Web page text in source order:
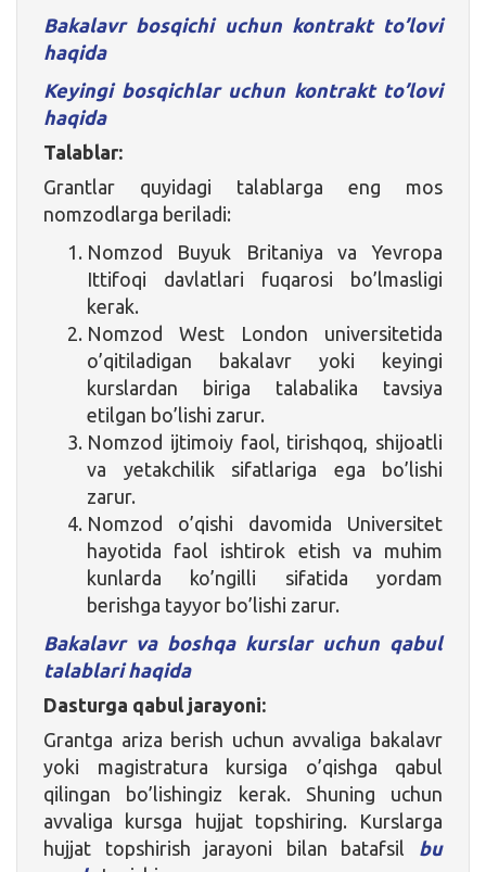
Bakalavr bosqichi uchun kontrakt to’lovi
haqida
Keyingi bosqichlar uchun kontrakt to’lovi
haqida
Talablar:
Grantlar quyidagi talablarga eng mos
nomzodlarga beriladi:
Nomzod Buyuk Britaniya va Yevropa
Ittifoqi davlatlari fuqarosi bo’lmasligi
kerak.
Nomzod West London universitetida
o’qitiladigan bakalavr yoki keyingi
kurslardan biriga talabalika tavsiya
etilgan bo’lishi zarur.
Nomzod ijtimoiy faol, tirishqoq, shijoatli
va yetakchilik sifatlariga ega bo’lishi
zarur.
Nomzod o’qishi davomida Universitet
hayotida faol ishtirok etish va muhim
kunlarda ko’ngilli sifatida yordam
berishga tayyor bo’lishi zarur.
Bakalavr va boshqa kurslar uchun qabul
talablari haqida
Dasturga qabul jarayoni:
Grantga ariza berish uchun avvaliga bakalavr
yoki magistratura kursiga o’qishga qabul
qilingan bo’lishingiz kerak. Shuning uchun
avvaliga kursga hujjat topshiring. Kurslarga
hujjat topshirish jarayoni bilan batafsil bu